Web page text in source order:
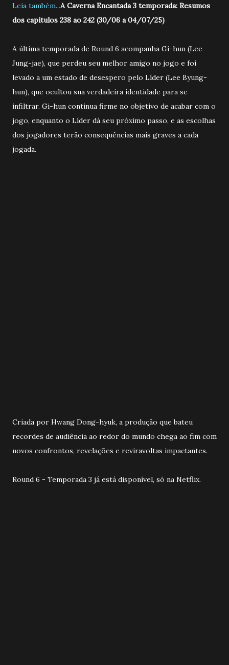
Leia também...A Caverna Encantada 3 temporada: Resumos
dos capítulos 238 ao 242 (30/06 a 04/07/25)
A última temporada de Round 6 acompanha Gi-hun (Lee
Jung-jae), que perdeu seu melhor amigo no jogo e foi
levado a um estado de desespero pelo Líder (Lee Byung-
hun), que ocultou sua verdadeira identidade para se
infiltrar. Gi-hun continua firme no objetivo de acabar com o
jogo, enquanto o Líder dá seu próximo passo, e as escolhas
dos jogadores terão consequências mais graves a cada
jogada.
Criada por Hwang Dong-hyuk, a produção que bateu
recordes de audiência ao redor do mundo chega ao fim com
novos confrontos, revelações e reviravoltas impactantes.
Round 6 - Temporada 3 já está disponível, só na Netflix.